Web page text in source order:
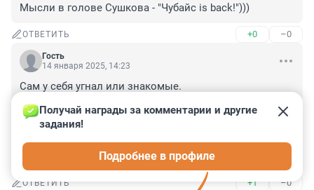
Мысли в голове Сушкова - "Чубайс is back!")))
ОТВЕТИТЬ +0 –0
Гость
14 января 2025, 14:23
Сам у себя угнал или знакомые.
платежам. Безопасность лизингодержателя
потребовала вернуть машины. Жалко расставаться с
тем к чему привык.
Но долги отдавать нужно.
ОТВЕТИТЬ +1 –0
Получай награды за комментарии и другие
задания!
Подробнее в профиле